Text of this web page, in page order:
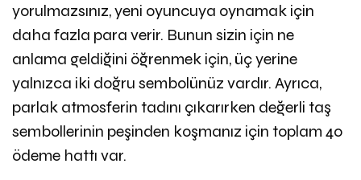
yorulmazsınız, yeni oyuncuya oynamak için
daha fazla para verir. Bunun sizin için ne
anlama geldiğini öğrenmek için, üç yerine
yalnızca iki doğru sembolünüz vardır. Ayrıca,
parlak atmosferin tadını çıkarırken değerli taş
sembollerinin peşinden koşmanız için toplam 40
ödeme hattı var.